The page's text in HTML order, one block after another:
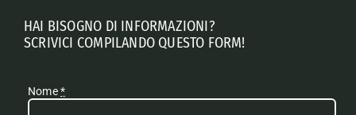
HAI BISOGNO DI INFORMAZIONI?
SCRIVICI COMPILANDO QUESTO FORM!
Nome*